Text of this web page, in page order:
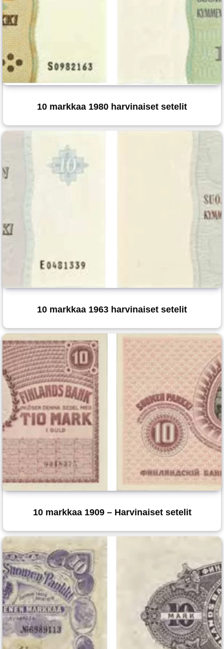
10 markkaa 1980 harvinaiset setelit
10 markkaa 1963 harvinaiset setelit
10 markkaa 1909 – Harvinaiset setelit